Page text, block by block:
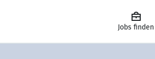
Jobs finden